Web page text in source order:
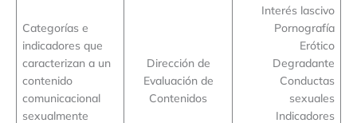
Categorías e
indicadores que
caracterizan a un
contenido
comunicacional
sexualmente
Dirección de
Evaluación de
Contenidos
Interés lascivo
Pornografía
Erótico
Degradante
Conductas
sexuales
Indicadores